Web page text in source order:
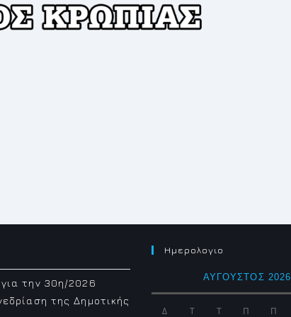
την 30η/2026
της Δημοτικής
Ημερολογιο
ΑΎΓΟΥΣΤΟΣ 2026
Δ Τ Τ Π Π